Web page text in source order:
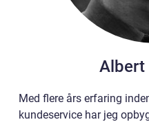
Albert
Med flere års erfaring
kundeservice har jeg